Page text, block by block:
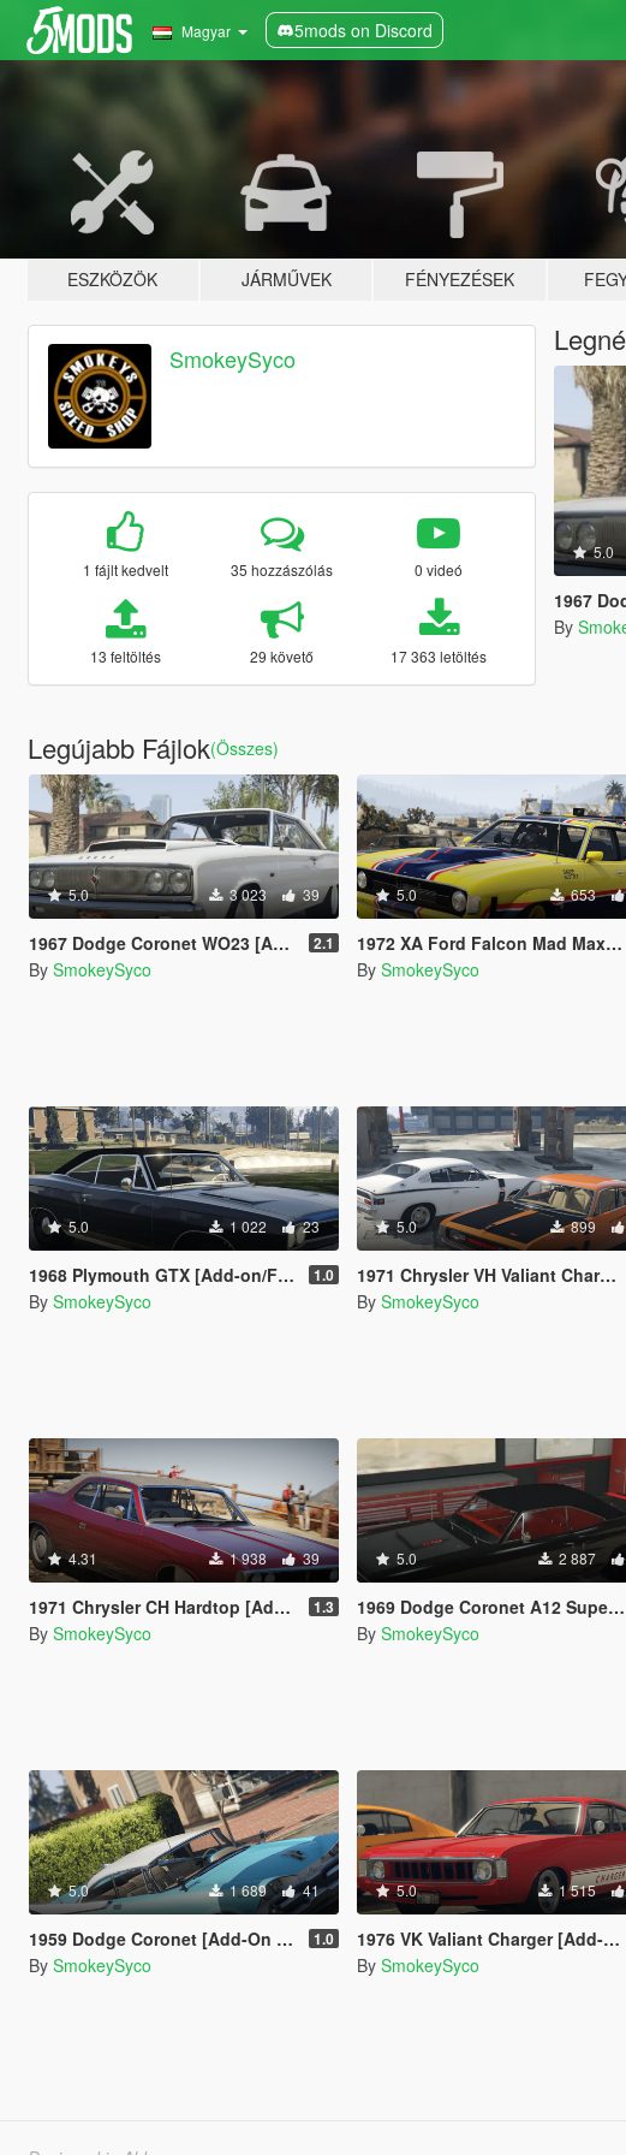
Magyar 5mods on Discord
ESZKÖZÖK JÁRMŰVEK FÉNYEZÉSEK
SmokeySyco
1 fájlt kedvelt 35 hozzászólás 0 videó
13 feltöltés 29 követő 17 363 letöltés
5.0
1967
By
Legújabb Fájlok(Összes)
5.0 3 023 39
1967 Dodge Coronet WO23 [Add-On / FiveM] 2.1
By SmokeySyco
5.0 653
1972 XA Ford Falcon Mad Max March Hare Add-on | Replace | FiveM
By SmokeySyco
5.0 1 022 23
1968 Plymouth GTX [Add-on/FiveM] [Templated] 1.0
By SmokeySyco
5.0 899
1971 Chrysler VH Valiant Charger Pack [Add-On | RHD | Template|
By SmokeySyco
4.31 1 938 39
1971 Chrysler CH Hardtop [Add-On / FiveM | Tuning | Template | RHD] 1.3
By SmokeySyco
5.0 2 887
1969 Dodge Coronet A12 Super Bee [Add-On/FiveM]
By SmokeySyco
5.0 1 689 41
1959 Dodge Coronet [Add-On / FiveM] 1.0
By SmokeySyco
5.0 1 515
1976 VK Valiant Charger [Add-On / FiveM | Tuning | Template | RHD]
By SmokeySyco